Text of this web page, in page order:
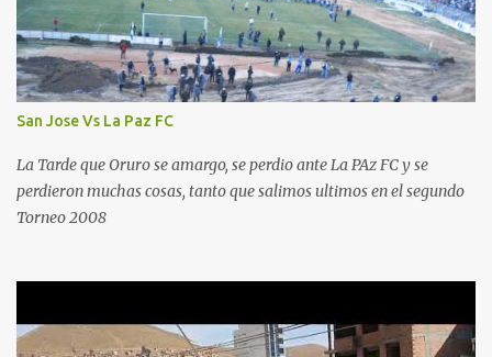
San Jose Vs La Paz FC
La Tarde que Oruro se amargo, se perdio ante La PAz FC y se
perdieron muchas cosas, tanto que salimos ultimos en el segundo
Torneo 2008